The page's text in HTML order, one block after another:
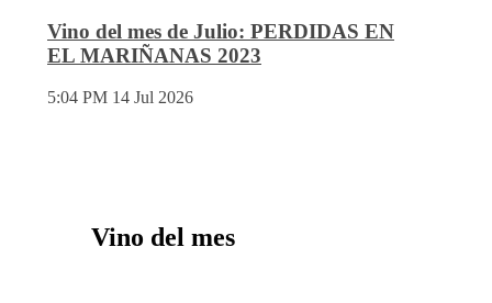
Vino del mes de Julio: PERDIDAS EN
EL MARIÑANAS 2023
5:04 PM 14 Jul 2026
Vino del mes